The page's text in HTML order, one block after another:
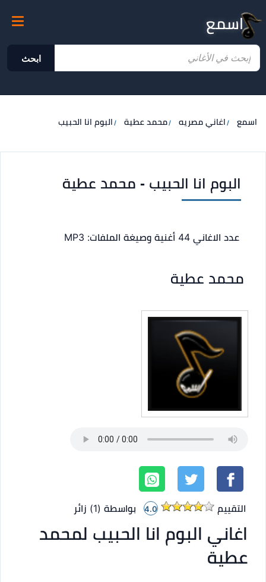
اسمع
ابحث
اسمع اغاني مصريه محمد عطية البوم انا الحبيب
البوم انا الحبيب - محمد عطية
عدد الاغاني 44 أغنية وصيغة الملفات: MP3
محمد عطية
التقييم 4.0 بواسطة (1
) زائر
اغاني البوم انا الحبيب لمحمد
عطية